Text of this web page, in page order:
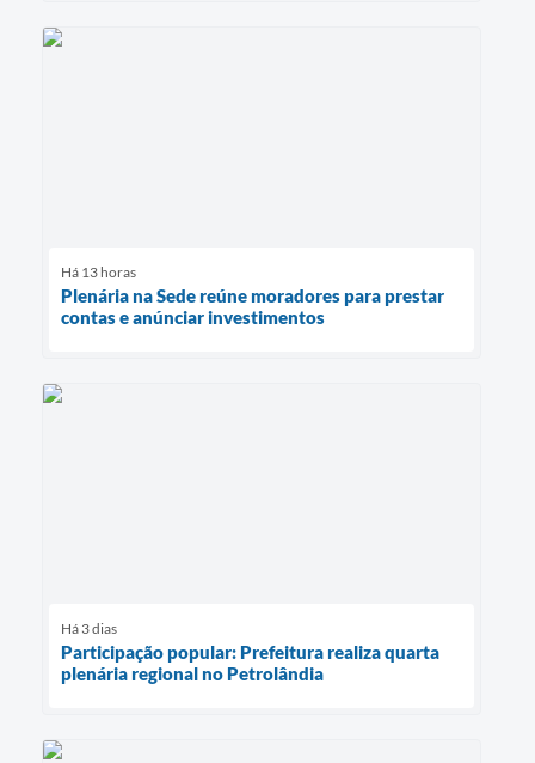
Há 13 horas
Plenária na Sede reúne moradores para prestar
contas e anúnciar investimentos
Há 3 dias
Participação popular: Prefeitura realiza quarta
plenária regional no Petrolândia